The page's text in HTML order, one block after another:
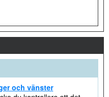
och vänster